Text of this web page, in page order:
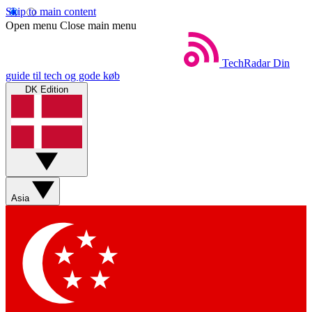
Skip to main content
Open menu Close main menu
TechRadar Din
guide til tech og gode køb
DK Edition
Asia